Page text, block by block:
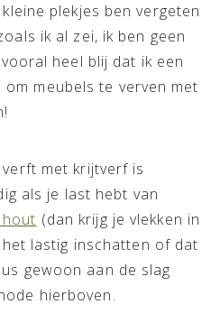
plekjes ben vergeten
ik al zei, ik ben geen
heel blij dat ik een
meubels te verven met
met krijtverf is
als je last hebt van
(dan krijg je vlekken in
lastig inschatten of dat
gewoon aan de slag
hierboven.